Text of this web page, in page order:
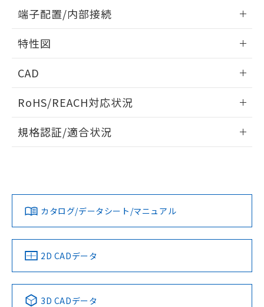
外形図
端子配置/内部接続
端子配置/内部接続
特性図
開閉容量
CAD
ドすることができます。
ログイン/会員登録
ダウンロードデータをご利用いただく前に、以下を必ずお読
みください。
ソフトウェアの使用条件
RoHS/REACH対応状況
EU RoHS 注意事項・凡例
対応済み
中国 RoHS 注意事項・凡例
規格認証/適合状況
LR型式承認
（イギリス
船舶規格）
DNV型式承認
（ノルウェー
BV型式承認
（フランス
KR型式
（韓国
Yes No No No
カタログ/データシート/マニュアル
2D CADデータ
3D CADデータ
既に当社にて対応品への在庫切替を完了
していることから、特段のことがない限
り、2022年1月12日より割愛しておりま
す。